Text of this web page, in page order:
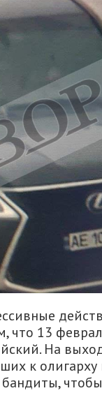
что 13
На
к
бандиты,